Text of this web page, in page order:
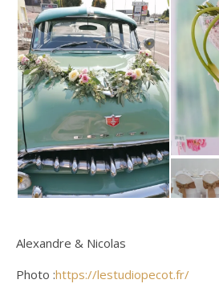
Alexandre & Nicolas
Photo :https://lestudiopecot.fr/